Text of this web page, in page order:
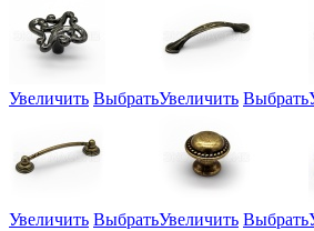
Увеличить ВыбратьУвеличить Выбрать
Увеличить ВыбратьУвеличить Выбрать